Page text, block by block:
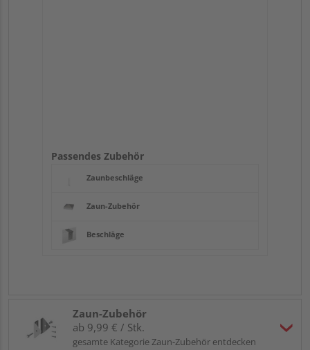
Passendes Zubehör
Zaunbeschläge
Zaun-Zubehör
Beschläge
Zaun-Zubehör
ab 9,99 € / Stk.
gesamte Kategorie Zaun-Zubehör entdecken